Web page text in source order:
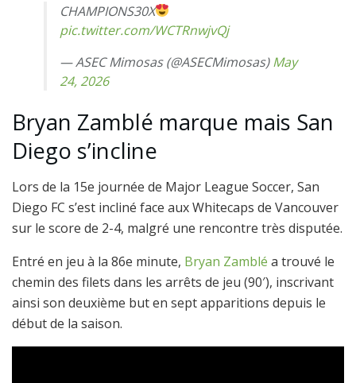
CHAMPIONS30X
pic.twitter.com/WCTRnwjvQj
— ASEC Mimosas (@ASECMimosas)May
24, 2026
Bryan Zamblé marque mais San
Diego s’incline
Lors de la 15e journée de Major League Soccer, San
Diego FC s’est incliné face aux Whitecaps de Vancouver
sur le score de 2-4, malgré une rencontre très disputée.
Entré en jeu à la 86e minute, Bryan Zamblé a trouvé le
chemin des filets dans les arrêts de jeu (90′), inscrivant
ainsi son deuxième but en sept apparitions depuis le
début de la saison.